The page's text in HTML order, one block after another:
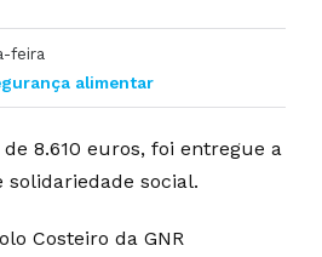
feira
alimentar
8.610 euros, foi entregue a
social.
Costeiro da GNR